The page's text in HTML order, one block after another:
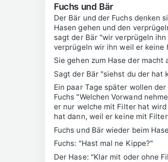
Fuchs und Bär
Der Bär und der Fuchs denken
Hasen gehen und den
sagt der Bär "wir verprügeln
verprügeln wir ihn weil er keine
Sie gehen zum Hase der
Sagt der Bär "siehst du der hat
Ein paar Tage später wollen
Fuchs "Welchen Vorwand
er nur welche mit Filter hat
hat dann, weil er keine mit
Fuchs und Bär wieder beim
Fuchs: "Hast mal ne Kippe?"
Der Hase: "Klar mit oder ohne